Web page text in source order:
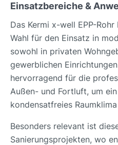
Einsatzbereiche &
Das Kermi x-well EPP-
Wahl für den Einsatz in
sowohl in privaten
gewerblichen
hervorragend für die
Außen- und Fortluft, um
kondensatfreies
Besonders relevant ist
Sanierungsprojekten, wo